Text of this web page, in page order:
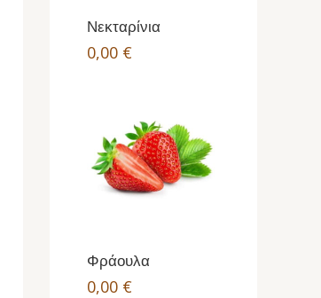
Νεκταρίνια
0,00 €
Φράουλα
0,00 €